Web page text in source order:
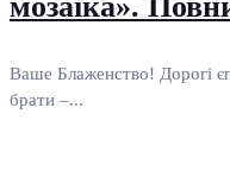
Ваше Блаженство! Дорогі
брати –...